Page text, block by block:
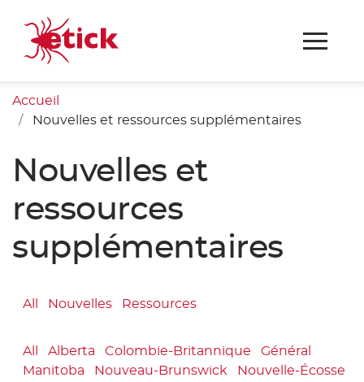
Accueil
Nouvelles et ressources supplémentaires
Nouvelles et
ressources
supplémentaires
All Nouvelles Ressources
All Alberta Colombie-Britannique
Général
Manitoba
Nouveau-Brunswick
Nouvelle-Écosse